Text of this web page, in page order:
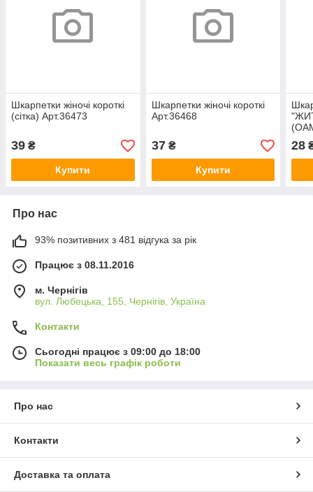
Шкарпетки жіночі короткі
(сітка) Арт.36473
39 ₴
Купити
Шкарпетки жіночі короткі
Арт.36468
37₴
Купити
28
Про нас
93% позитивних з 481 відгука за рік
Працює з 08.11.2016
м. Чернігів
вул. Любецька, 155, Чернігів, Україна
Контакти
Сьогодні працює з 09:00 до 18:00
Показати весь графік роботи
Про нас
Контакти
Доставка та оплата